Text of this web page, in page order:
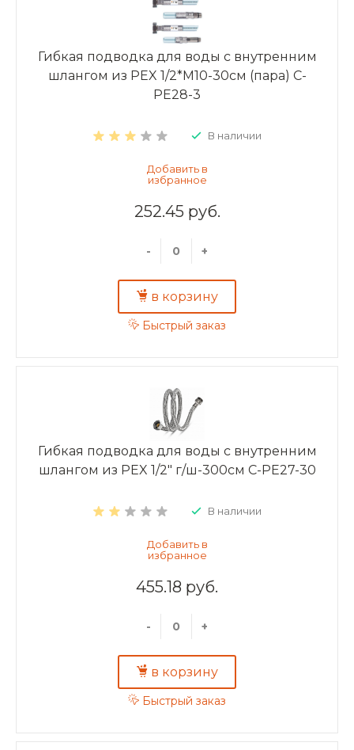
Гибкая подводка для воды с внутренним
шлангом из PEX 1/2*M10-30см (пара) C-
PE28-3
В наличии
252.45 руб.
- +
в корзину
Быстрый заказ
Гибкая подводка для воды с внутренним
шлангом из PEX 1/2" г/ш-300см C-PE27-30
В наличии
455.18 руб.
- +
в корзину
Быстрый заказ